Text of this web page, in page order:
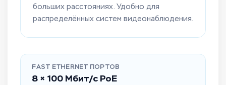
больших расстояниях. Удобно для
распределённых систем видеонаблюдения.
FAST ETHERNET ПОРТОВ
8 × 100 Мбит/с PoE